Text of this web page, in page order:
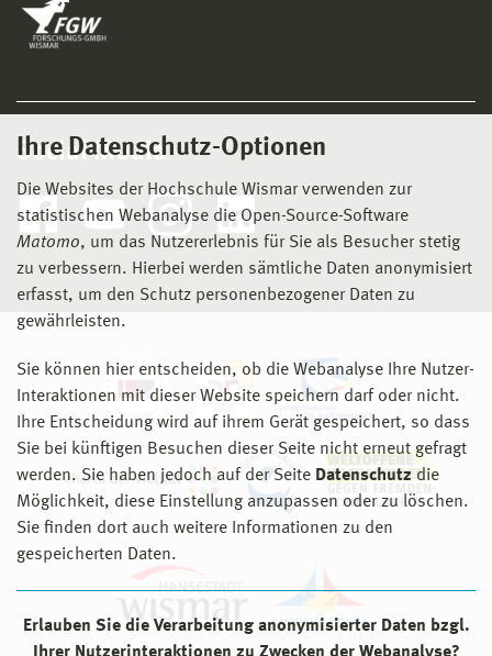
Ihre Datenschutz-Optionen
Die Websites der Hochschule Wismar verwenden zur
statistischen Webanalyse die Open-Source-Software
Matomo, um das Nutzererlebnis für Sie als Besucher stetig
zu verbessern. Hierbei werden sämtliche Daten anonymisiert
erfasst, um den Schutz personenbezogener Daten zu
gewährleisten.
Sie können hier entscheiden, ob die Webanalyse Ihre Nutzer-
Interaktionen mit dieser Website speichern darf oder nicht.
Ihre Entscheidung wird auf ihrem Gerät gespeichert, so dass
Sie bei künftigen Besuchen dieser Seite nicht erneut gefragt
werden. Sie haben jedoch auf der Seite Datenschutz die
Möglichkeit, diese Einstellung anzupassen oder zu löschen.
Sie finden dort auch weitere Informationen zu den
gespeicherten Daten.
Erlauben Sie die Verarbeitung anonymisierter Daten bzgl.
Social Media